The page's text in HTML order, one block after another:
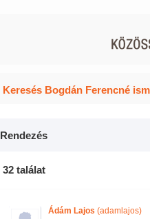
Keresés Bogdán Ferencné
Rendezés
32 találat
Ádám Lajos (adamlajos)